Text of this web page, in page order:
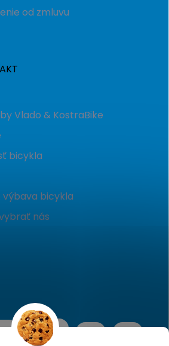
od zmluvu
Vlado & KostraBike
bicykla
výbava bicykla
nás